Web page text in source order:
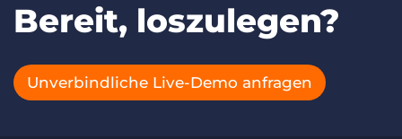
Bereit, loszulegen?
Unverbindliche Live-Demo anfragen